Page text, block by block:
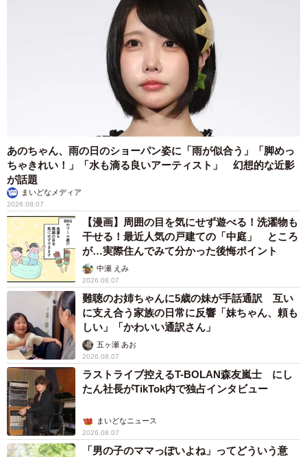
あのちゃん、雨の日のショーパン姿に「雨が似合う」「脚めっ
ちゃきれい！」「水も滴る良いアーティスト」 幻想的な近影
が話題
まいどなメディア
2026.08.07
【漫画】周囲の目を気にせず遊べる！洗濯物も
干せる！最近人気の戸建ての「中庭」 ところ
が…実際住んでみて分かった後悔ポイント
中瀬 えみ
2026.08.07
難聴のお姉ちゃんに5歳の妹が手話通訳 互い
に支え合う家族の日常に反響「妹ちゃん、頼も
しい」「かわいい通訳さん」
五ヶ瀬 あお
2026.08.07
ラストライブ控えるT-BOLAN森友嵐士 にし
たん社長がTikTok内で独占インタビュー
まいどなニュース
2026.08.07
「男の子のママっぽいよね」ってどういう意